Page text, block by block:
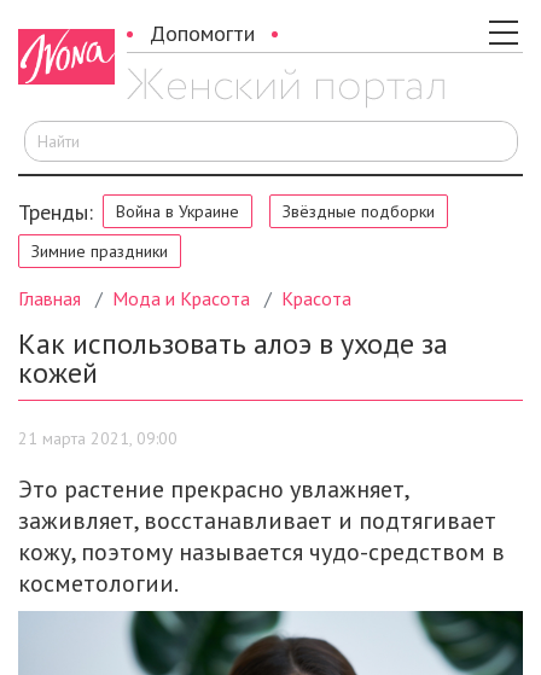
Допомогти
Тренды: Война в Украине
Звёздные подборки
Зимние праздники
Главная Мода и Красота Красота
Как использовать алоэ в уходе за
кожей
21 марта 2021, 09:00
Это растение прекрасно увлажняет,
заживляет, восстанавливает и подтягивает
кожу, поэтому называется чудо-средством в
косметологии.